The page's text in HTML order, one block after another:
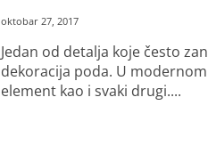
oktobar 27, 2017
Jedan od detalja koje često
dekoracija poda. U
element kao i svaki drugi....